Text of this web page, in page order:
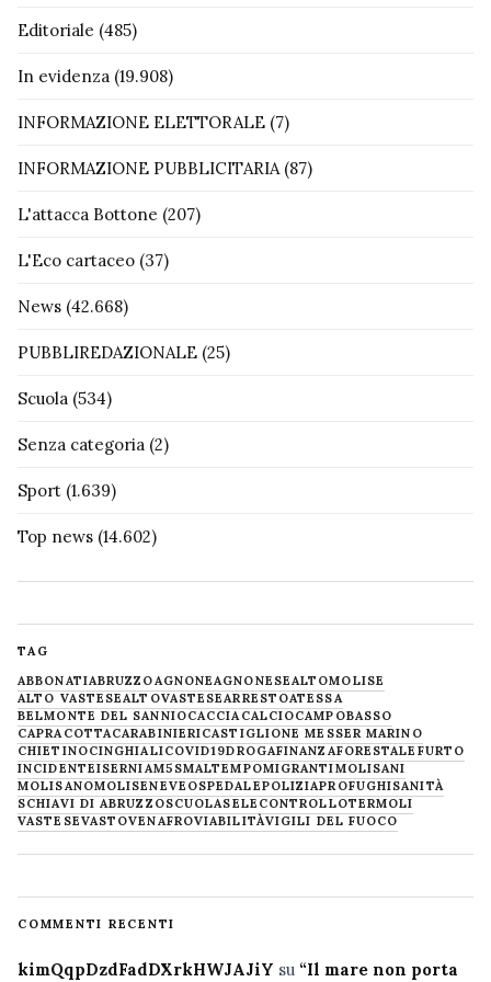
Editoriale (485)
In evidenza (19.908)
INFORMAZIONE ELETTORALE (7)
INFORMAZIONE PUBBLICITARIA(87)
L'attacca Bottone (207)
L'Eco cartaceo (37)
News (42.668)
PUBBLIREDAZIONALE (25)
Scuola (534)
Senza categoria (2)
Sport (1.639)
Top news (14.602)
TAG
ABBONATIABRUZZOAGNONEAGNONESEALTOMOLISE
ALTO VASTESEALTOVASTESEARRESTOATESSA
BELMONTE DEL SANNIOCACCIACALCIOCAMPOBASSO
CAPRACOTTACARABINIERICASTIGLIONE MESSER MARINO
CHIETINOCINGHIALICOVID19DROGAFINANZAFORESTALE FURTO
INCIDENTEISERNIAM5SMALTEMPOMIGRANTIMOLISANI
MOLISANOMOLISENEVE OSPEDALEPOLIZIAPROFUGHISANITÀ
SCHIAVI DI ABRUZZOSCUOLASELECONTROLLOTERMOLI
VASTESEVASTOVENAFROVIABILITÀVIGILI DEL FUOCO
COMMENTI RECENTI
kimQqpDzdFadDXrkHWJAJiY su “Il mare non porta